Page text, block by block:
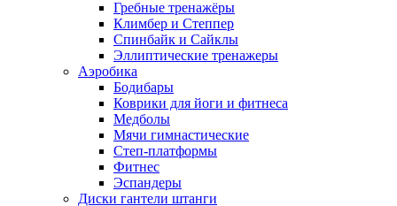
Гребные тренажёры
Климбер и Степпер
Спинбайк и Сайклы
Эллиптические тренажеры
Аэробика
Бодибары
Коврики для йоги и фитнеса
Медболы
Мячи гимнастические
Степ-платформы
Фитнес
Эспандеры
Диски гантели штанги